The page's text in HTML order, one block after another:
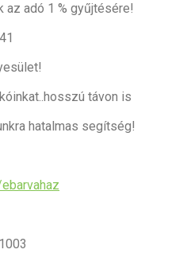
az adó 1 % gyűjtésére!
távon is
hatalmas segítség!